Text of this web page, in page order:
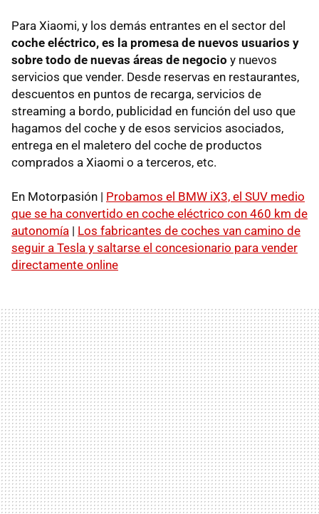
Para Xiaomi, y los demás entrantes en el sector del
coche eléctrico, es la promesa de nuevos usuarios y
sobre todo de nuevas áreas de negocio y nuevos
servicios que vender. Desde reservas en restaurantes,
descuentos en puntos de recarga, servicios de
streaming a bordo, publicidad en función del uso que
hagamos del coche y de esos servicios asociados,
entrega en el maletero del coche de productos
comprados a Xiaomi o a terceros, etc.
En Motorpasión | Probamos el BMW iX3, el SUV medio
que se ha convertido en coche eléctrico con 460 km de
autonomía | Los fabricantes de coches van camino de
seguir a Tesla y saltarse el concesionario para vender
directamente online